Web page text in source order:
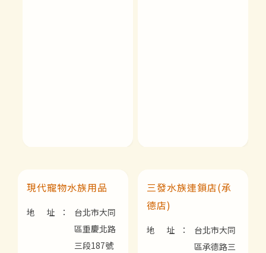
現代寵物水族用品
地 址：
台北市大同
區重慶北路
三段187號
三發水族連鎖店(承
德店)
地 址：
台北市大同
區承德路三